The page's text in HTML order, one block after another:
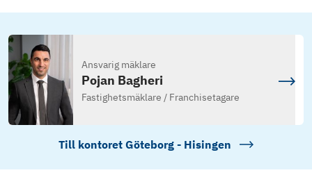
Ansvarig mäklare
Pojan Bagheri
Fastighetsmäklare / Franchisetagare
Till kontoret Göteborg - Hisingen